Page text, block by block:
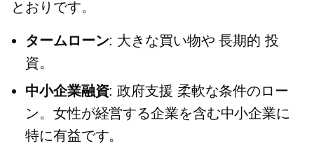
とおりです。
タームローン: 大きな買い物や長期的 投
資。
中小企業融資:政府支援 柔軟な条件のロー
ン。女性が経営する企業を含む中小企業に
特に有益です。